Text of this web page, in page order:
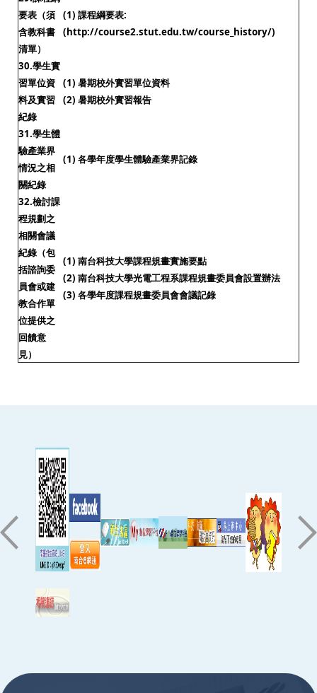
要表（須
含教科書
清單）
(1) 課程綱要表:
(http://course2.stut.edu.tw/course_history/)
30.學生實
習單位資
料及實習
紀錄
(1) 暑期校外實習單位資料
(2) 暑期校外實習報告
31.學生體
驗產業界
情況之相
關紀錄
(1) 各學年度學生體驗產業界記錄
32.檢討課
程規劃之
相關會議
紀錄（包
括諮詢委
員會或建
教合作單
位提供之
回饋意
見）
(1) 南台科技大學課程規畫實施要點
(2) 南台科技大學光電工程系課程規畫委員會設置辦法
(3) 各學年度課程規畫委員會會議記錄